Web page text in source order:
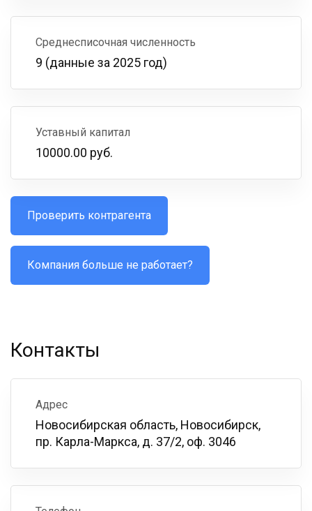
Среднесписочная численность
9 (данные за 2025 год)
Уставный капитал
10000.00 руб.
Проверить контрагента
Компания больше не работает?
Контакты
Адрес
Новосибирская область, Новосибирск,
пр. Карла-Маркса, д. 37/2, оф. 3046